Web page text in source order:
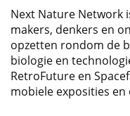
Next Nature Network
makers, denkers en
opzetten rondom de
biologie en
RetroFuture en
mobiele exposities en